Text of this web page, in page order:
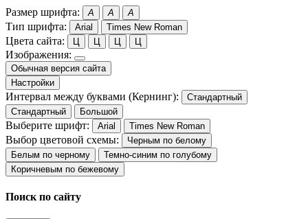
Размер шрифта: A A A
Тип шрифта: Arial Times New Roman
Цвета сайта: Ц Ц Ц Ц
Изображения:
Обычная версия сайта
Настройки
Интервал между буквами (Кернинг):
Стандартный
Стандартный
Большой
Выберите шрифт: Arial Times New Roman
Выбор цветовой схемы:
Черным по белому
Белым по черному
Темно-синим по голубому
Коричневым по бежевому
Поиск по сайту